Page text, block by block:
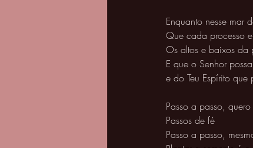
Enquanto nesse mar
Que cada processo
Os altos e baixos da
E que o Senhor
e do Teu Espírito
Passo a passo,
Passos de fé
Passo a passo,